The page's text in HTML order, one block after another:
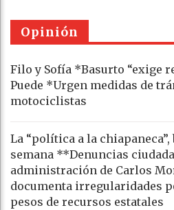
Opinión
Filo y Sofía *Basurto “exige
Puede *Urgen medidas de
motociclistas
La “política a la
semana **Denuncias
administración de Carlos
documenta irregularidades
pesos de recursos estatales